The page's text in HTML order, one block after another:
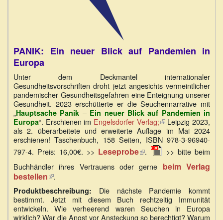
PANIK: Ein neuer Blick auf Pandemien in
Europa
Unter dem Deckmantel internationaler
Gesundheitsvorschriften droht jetzt angesichts vermeintlicher
pandemischer Gesundheitsgefahren eine Enteignung unserer
Gesundheit. 2023 erschütterte er die Seuchennarrative mit
„Hauptsache Panik – Ein neuer Blick auf Pandemien in
Europa“. Erschienen im Engelsdorfer Verlag;(Link
ist
extern)
Leipzig 2023,
als 2. überarbeitete und erweiterte Auflage im Mai 2024
erschienen! Taschenbuch, 158 Seiten, ISBN 978-3-96940-
797-4. Preis: 16,00€. >> Leseprobe(Link
extern)
.
>> bitte beim
Buchhändler ihres Vertrauens oder gerne beim Verlag
bestellen(Link
extern)
.
Produktbeschreibung: Die nächste Pandemie kommt
bestimmt. Jetzt mit diesem Buch rechtzeitig Immunität
entwickeln. Wie verheerend waren Seuchen in Europa
wirklich? War die Angst vor Ansteckung so berechtigt? Warum